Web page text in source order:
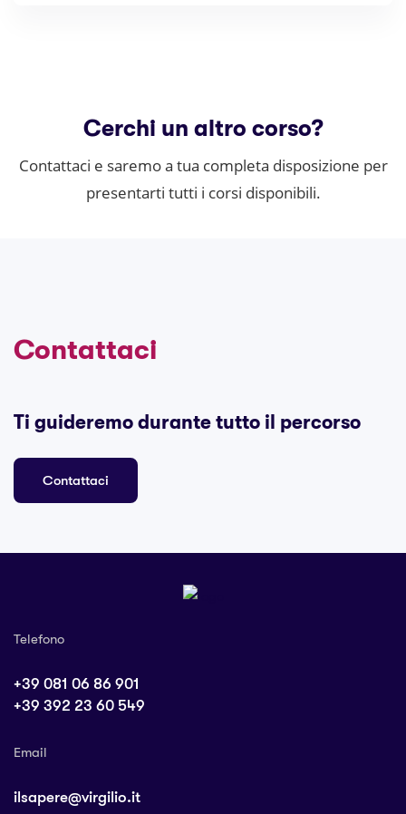
Cerchi un altro corso?
Contattaci e saremo a tua completa disposizione per
presentarti tutti i corsi disponibili.
Contattaci
Ti guideremo durante tutto il percorso
Contattaci
Telefono
+39 081 06 86 901
+39 392 23 60 549
Email
ilsapere@virgilio.it